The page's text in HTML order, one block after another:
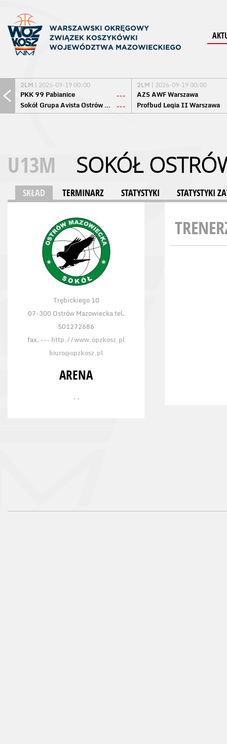
2LM | 2026-09-19 00:00
PKK 99 Pabianice
---
Sokół Grupa Avista Ostrów Maz. ---
2LM | 2026-09-19 00:00
AZS AWF Warszawa
Profbud Legia II Warszawa
U13M SOKÓŁ
SKŁAD TERMINARZ STATYSTYKI STATYSTYKI
Trębickiego 10
07-300 Ostrów Mazowiecka tel.
501272686
fax. --- http://www.opzkosz.pl
biuro@opzkosz.pl
ARENA
, ,